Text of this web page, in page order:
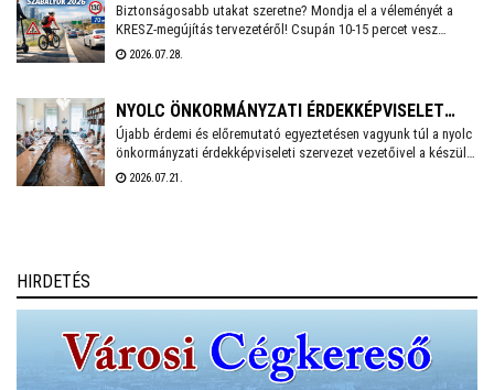
Biztonságosabb utakat szeretne? Mondja el a véleményét a
KRESZ-megújítás tervezetéről! Csupán 10-15 percet vesz
igénybe a Közlekedési és Beruházási Minisztérium által
anonim és önkéntes.
2026.07.28.
NYOLC ÖNKORMÁNYZATI ÉRDEKKÉPVISELET
KÖZÖSEN KÉSZÍT SZAKPOLITIKAI
JAVASLATCSOMAGOT
Újabb érdemi és előremutató egyeztetésen vagyunk túl a nyolc
önkormányzati érdekképviseleti szervezet vezetőivel a készülő
közös, össz-szövetségi szakpolitikai javaslatcsomagunkról -
2026.07.21.
HIRDETÉS